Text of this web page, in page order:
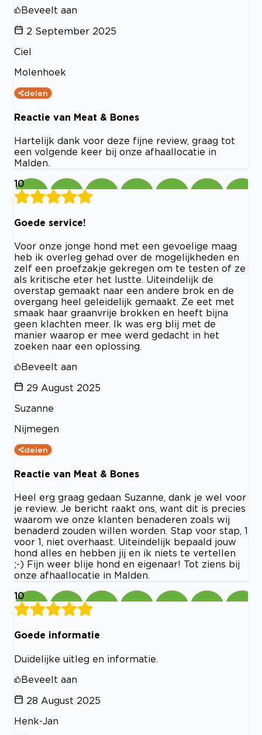
Beveelt aan
2 September 2025
Ciel
Molenhoek
delen
Reactie van Meat & Bones
Hartelijk dank voor deze fijne review, graag tot
een volgende keer bij onze afhaallocatie in
Malden.
10
Goede service!
Voor onze jonge hond met een gevoelige maag
heb ik overleg gehad over de mogelijkheden en
zelf een proefzakje gekregen om te testen of ze
als kritische eter het lustte. Uiteindelijk de
overstap gemaakt naar een andere brok en de
overgang heel geleidelijk gemaakt. Ze eet met
smaak haar graanvrije brokken en heeft bijna
geen klachten meer. Ik was erg blij met de
manier waarop er mee werd gedacht in het
zoeken naar een oplossing.
Beveelt aan
29 August 2025
Suzanne
Nijmegen
delen
Reactie van Meat & Bones
Heel erg graag gedaan Suzanne, dank je wel voor
je review. Je bericht raakt ons, want dit is precies
waarom we onze klanten benaderen zoals wij
benaderd zouden willen worden. Stap voor stap, 1
voor 1, niet overhaast. Uiteindelijk bepaald jouw
hond alles en hebben jij en ik niets te vertellen
;-) Fijn weer blije hond en eigenaar! Tot ziens bij
onze afhaallocatie in Malden.
10
Goede informatie
Duidelijke uitleg en informatie.
Beveelt aan
28 August 2025
Henk-Jan